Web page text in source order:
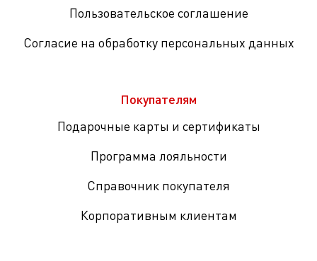
Пользовательское соглашение
Согласие на обработку персональных данных
Покупателям
Подарочные карты и сертификаты
Программа лояльности
Справочник покупателя
Корпоративным клиентам